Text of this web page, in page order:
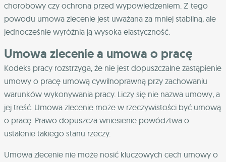
chorobowy czy ochrona przed wypowiedzeniem. Z tego
powodu umowa zlecenie jest uważana za mniej stabilną, ale
jednocześnie wyróżnia ją wysoka elastyczność.
Umowa zlecenie a umowa o pracę
Kodeks pracy rozstrzyga, że nie jest dopuszczalne zastąpienie
umowy o pracę umową cywilnoprawną przy zachowaniu
warunków wykonywania pracy. Liczy się nie nazwa umowy, a
jej treść. Umowa zlecenie może w rzeczywistości być umową
o pracę. Prawo dopuszcza wniesienie powództwa o
ustalenie takiego stanu rzeczy.
Umowa zlecenie nie może nosić kluczowych cech umowy o